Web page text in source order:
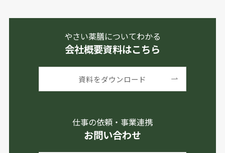
やさい薬膳についてわかる
会社概要資料はこちら
資料をダウンロード
仕事の依頼・事業連携
お問い合わせ